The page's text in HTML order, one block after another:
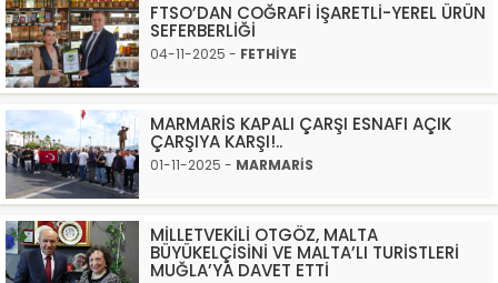
FTSO’DAN COĞRAFİ İŞARETLİ-YEREL ÜRÜN
SEFERBERLİĞİ
04-11-2025 - FETHİYE
MARMARİS KAPALI ÇARŞI ESNAFI AÇIK
ÇARŞIYA KARŞI!..
01-11-2025 - MARMARİS
MİLLETVEKİLİ OTGÖZ, MALTA
BÜYÜKELÇİSİNİ VE MALTA’LI TURİSTLERİ
MUĞLA’YA DAVET ETTİ